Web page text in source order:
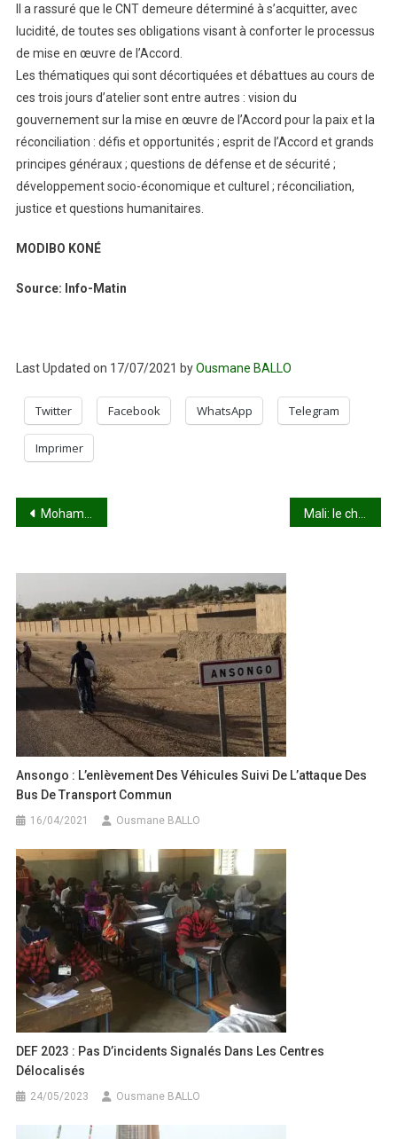
Il a rassuré que le CNT demeure déterminé à s’acquitter, avec
lucidité, de toutes ses obligations visant à conforter le processus
de mise en œuvre de l’Accord.
Les thématiques qui sont décortiquées et débattues au cours de
ces trois jours d’atelier sont entre autres : vision du
gouvernement sur la mise en œuvre de l’Accord pour la paix et la
réconciliation : défis et opportunités ; esprit de l’Accord et grands
principes généraux ; questions de défense et de sécurité ;
développement socio-économique et culturel ; réconciliation,
justice et questions humanitaires.
MODIBO KONÉ
Source: Info-Matin
Last Updated on 17/07/2021 byOusmane BALLO
Twitter Facebook WhatsApp Telegram
Imprimer
Navigation
l’article
Mohamed Bazoum – Assimi Goïta : duel à distance dans le Sahel
Ansongo : L’enlèvement Des Véhicules Suivi De L’attaque Des
Bus De Transport Commun
16/04/2021 Ousmane BALLO
DEF 2023 : Pas D’incidents Signalés Dans Les Centres
Délocalisés
24/05/2023 Ousmane BALLO